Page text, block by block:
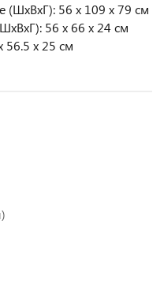
(ШxВxГ): 56 x 109 x 79 см
56 x 66 x 24 см
56.5 x 25 см